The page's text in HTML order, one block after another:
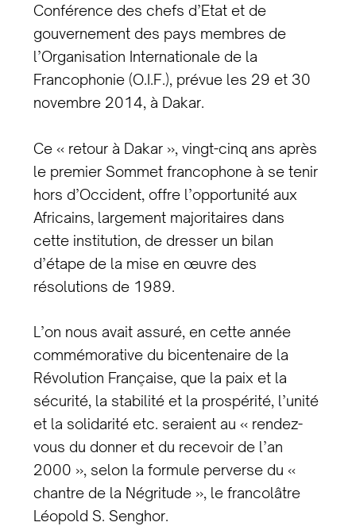
Conférence des chefs d’Etat et de
gouvernement des pays membres de
l’Organisation Internationale de la
Francophonie (O.I.F.), prévue les 29 et 30
novembre 2014, à Dakar.
Ce « retour à Dakar », vingt-cinq ans après
le premier Sommet francophone à se tenir
hors d’Occident, offre l’opportunité aux
Africains, largement majoritaires dans
cette institution, de dresser un bilan
d’étape de la mise en œuvre des
résolutions de 1989.
L’on nous avait assuré, en cette année
commémorative du bicentenaire de la
Révolution Française, que la paix et la
sécurité, la stabilité et la prospérité, l’unité
et la solidarité etc. seraient au « rendez-
vous du donner et du recevoir de l’an
2000 », selon la formule perverse du «
chantre de la Négritude », le francolâtre
Léopold S. Senghor.